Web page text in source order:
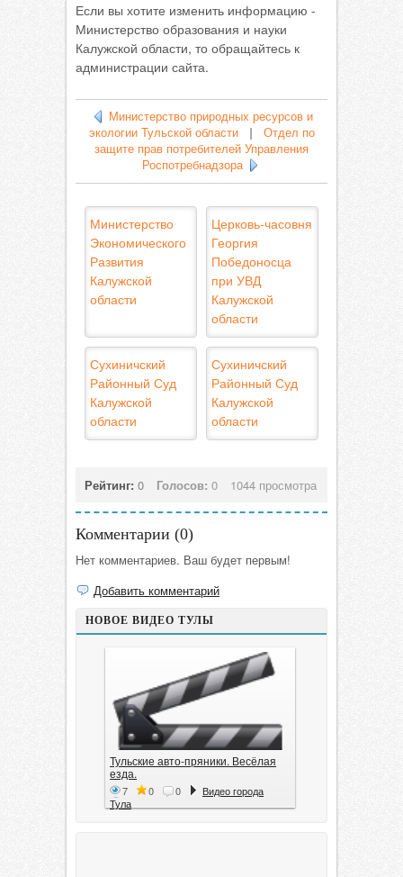
Если вы хотите изменить информацию -
Министерство образования и науки
Калужской области, то обращайтесь к
администрации сайта.
Министерство природных ресурсов и
экологии Тульской области| Отдел по
защите прав потребителей Управления
Роспотребнадзора
Министерство
Экономического
Развития
Калужской
области
Церковь-часовня
Георгия
Победоносца
при УВД
Калужской
области
Сухиничский
Районный Суд
Калужской
области
Сухиничский
Районный Суд
Калужской
области
Рейтинг: 0 Голосов: 0 1044 просмотра
Комментарии (0)
Нет комментариев. Ваш будет первым!
Добавить комментарий
НОВОЕ ВИДЕО ТУЛЫ
Тульские авто-пряники. Весёлая
езда.
7 0 0
Видео города
Тула